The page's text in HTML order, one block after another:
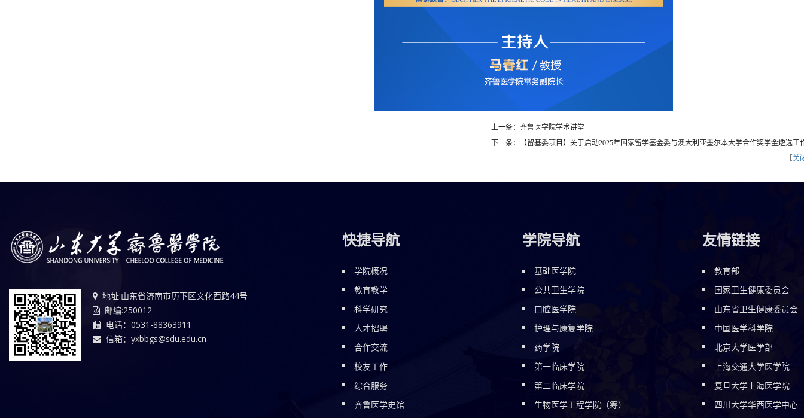
上一条：齐鲁医学院学术讲堂
下一条：【留基委项目】关于启动2025年国家留学基金委与澳大利亚墨尔本大学合作奖学金遴选工
【关
地址:山东省济南市历下区文化西路44号
邮编:250012
电话：0531-88363911
信箱：yxbbgs@sdu.edu.cn
快捷导航
学院概况
教育教学
科学研究
人才招聘
合作交流
校友工作
综合服务
齐鲁医学史馆
学院导航
基础医学院
公共卫生学院
口腔医学院
护理与康复学院
药学院
第一临床学院
第二临床学院
生物医学工程学院（筹）
友情链接
教育部
国家卫生健康委员会
山东省卫生健康委员会
中国医学科学院
北京大学医学部
上海交通大学医学院
复旦大学上海医学院
四川大学华西医学中心